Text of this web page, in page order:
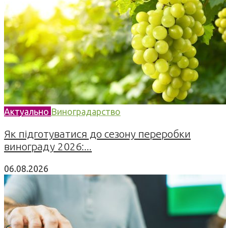
Актуально Виноградарство
Як підготуватися до сезону переробки
винограду 2026:...
06.08.2026